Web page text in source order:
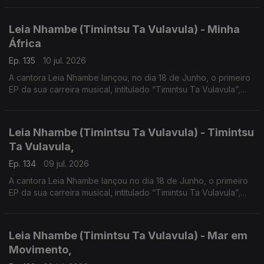
Leia Nhambe (Timintsu Ta Vulavula) - Minha
África
Ep. 135
10 jul. 2026
A cantora Leia Nhambe lançou, no dia 18 de Junho, o primeiro
EP da sua carreira musical, intitulado “Timintsu Ta Vulavula”,
Leia Nhambe (Timintsu Ta Vulavula) - Timintsu
Ta Vulavula,
Ep. 134
09 jul. 2026
A cantora Leia Nhambe lançou no dia 18 de Junho, o primeiro
EP da sua carreira musical, intitulado “Timintsu Ta Vulavula”,
Leia Nhambe (Timintsu Ta Vulavula) - Mar em
Movimento,